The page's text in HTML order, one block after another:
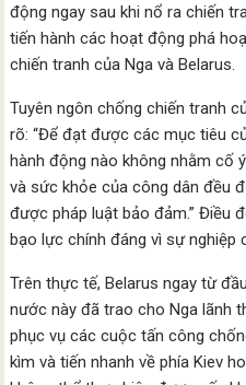
động ngay sau khi nổ ra chiến
tiến hành các hoạt động phá
chiến tranh của Nga và Belarus.
Tuyên ngôn chống chiến tranh
rõ: “Để đạt được các mục tiêu
hành động nào không nhằm cố
và sức khỏe của công dân đều
được pháp luật bảo đảm.” Điều
bạo lực chính đáng vì sự nghiệp
Trên thực tế, Belarus ngay từ
nước này đã trao cho Nga lãnh
phục vụ các cuộc tấn công
kìm và tiến nhanh về phía Kiev